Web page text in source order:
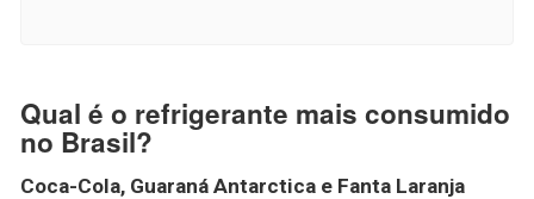
Qual é o refrigerante mais consumido
no Brasil?
Coca-Cola, Guaraná Antarctica e Fanta Laranja